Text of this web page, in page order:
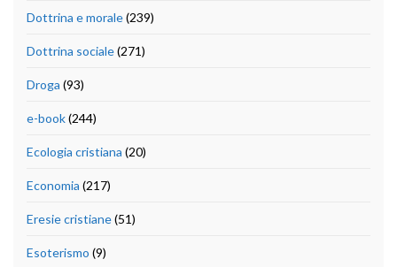
Dottrina e morale(239)
Dottrina sociale(271)
Droga (93)
e-book(244)
Ecologia cristiana (20)
Economia (217)
Eresie cristiane(51)
Esoterismo (9)